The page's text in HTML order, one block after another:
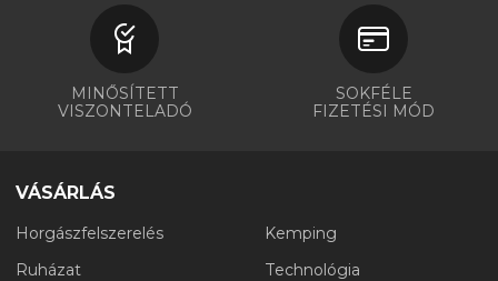
MINŐSÍTETT
VISZONTELADÓ
SOKFÉLE
FIZETÉSI MÓD
VÁSÁRLÁS
Horgászfelszerelés
Ruházat
Kemping
Technológia